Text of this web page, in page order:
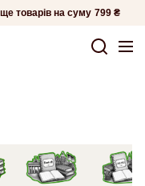
товарів на суму 799 ₴